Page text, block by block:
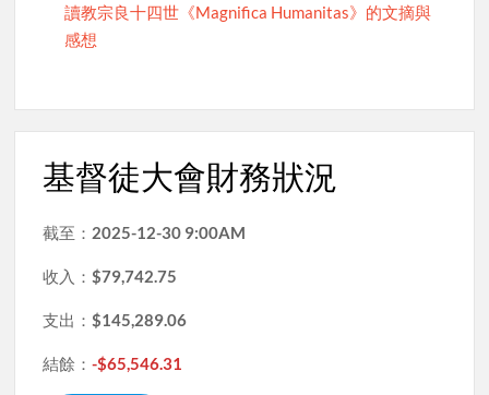
讀教宗良十四世《Magnifica Humanitas》的文摘與
感想
基督徒大會財務狀況
截至： 2025-12-30 9:00AM
收入：$79,742.75
支出：$145,289.06
結餘：-$65,546.31